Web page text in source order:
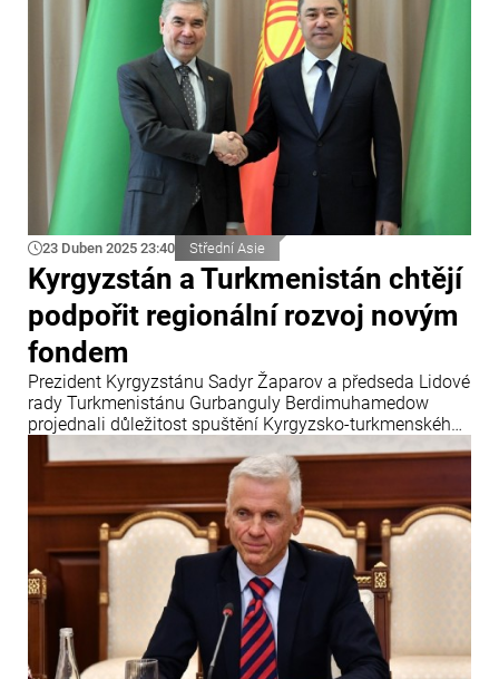
23 Duben 2025 23:40 Střední Asie
Kyrgyzstán a Turkmenistán chtějí
podpořit regionální rozvoj novým
fondem
Prezident Kyrgyzstánu Sadyr Žaparov a předseda Lidové
rady Turkmenistánu Gurbanguly Berdimuhamedow
projednali důležitost spuštění Kyrgyzsko-turkmenského
rozvojového fondu, uvádí Info Bridge s odkazem na
Trend.